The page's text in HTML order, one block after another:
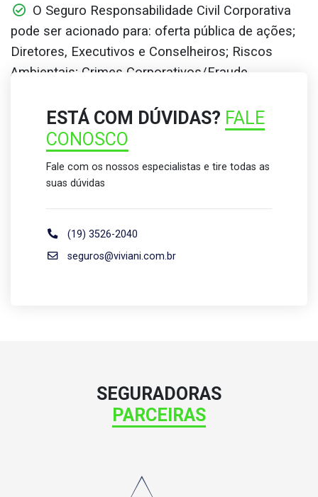
O Seguro Responsabilidade Civil Corporativa
pode ser acionado para: oferta pública de ações;
Diretores, Executivos e Conselheiros; Riscos
Ambientais; Crimes Corporativos/Fraude
ESTÁ COM DÚVIDAS? FALE
CONOSCO
Fale com os nossos especialistas e tire todas as
suas dúvidas
(19) 3526-2040
seguros@viviani.com.br
SEGURADORAS
PARCEIRAS